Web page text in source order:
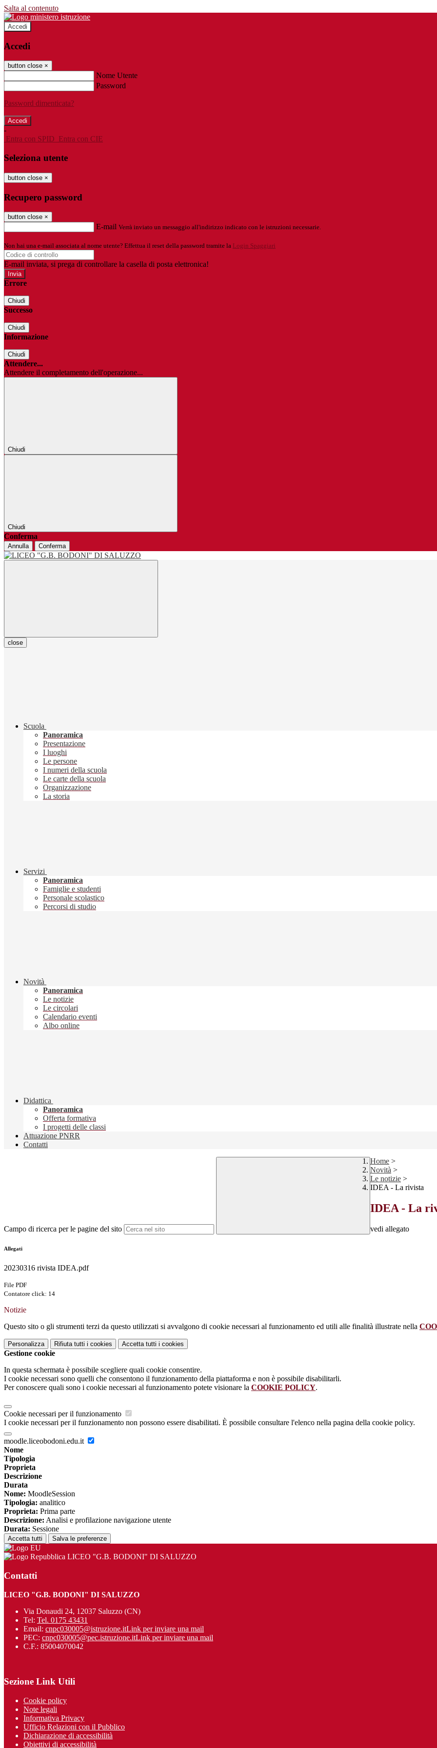
Salta al contenuto
Accedi
Accedi
button close ×
Nome Utente
Password
Password dimenticata?
-
Entra con SPID Entra con CIE
Seleziona utente
button close ×
Recupero password
button close ×
E-mail Verrà inviato un messaggio all'indirizzo indicato con le istruzioni necessarie.
Non hai una e-mail associata al nome utente? Effettua il reset della password tramite la Login Spaggiari
E-mail inviata, si prega di controllare la casella di posta elettronica!
Errore
Chiudi
Successo
Chiudi
Informazione
Chiudi
Attendere...
Attendere il completamento dell'operazione...
Chiudi
Chiudi
Conferma
Annulla Conferma
close
Scuola
Panoramica
Presentazione
I luoghi
Le persone
I numeri della scuola
Le carte della scuola
Organizzazione
La storia
Servizi
Panoramica
Famiglie e studenti
Personale scolastico
Percorsi di studio
Novità
Panoramica
Le notizie
Le circolari
Calendario eventi
Albo online
Didattica
Panoramica
Offerta formativa
I progetti delle classi
Attuazione PNRR
Contatti
Campo di ricerca per le pagine del sito
Home >
Novità >
Le notizie >
IDEA - La rivista
IDEA - La
vedi allegato
Allegati
20230316 rivista IDEA.pdf
File PDF
Contatore click: 14
Notizie
Questo sito o gli strumenti terzi da questo utilizzati si avvalgono di cookie necessari al funzionamento ed utili alle finalità illustrate nella
Personalizza Rifiuta tutti i cookies Accetta tutti i cookies
Gestione cookie
In questa schermata è possibile scegliere quali cookie consentire.
I cookie necessari sono quelli che consentono il funzionamento della piattaforma e non è possibile disabilitarli.
Per conoscere quali sono i cookie necessari al funzionamento potete visionare la COOKIE POLICY.
Cookie necessari per il funzionamento
I cookie necessari per il funzionamento non possono essere disabilitati. È possibile consultare l'elenco nella pagina della cookie policy.
moodle.liceobodoni.edu.it
Nome
Tipologia
Proprieta
Descrizione
Durata
Nome: MoodleSession
Tipologia: analitico
Proprieta: Prima parte
Descrizione: Analisi e profilazione navigazione utente
Durata: Sessione
Accetta tutti Salva le preferenze
LICEO "G.B. BODONI" DI SALUZZO
Contatti
LICEO "G.B. BODONI" DI SALUZZO
Via Donaudi 24, 12037 Saluzzo (CN)
Tel: Tel. 0175 43431
Email: cnpc030005@istruzione.itLink per inviare una mail
PEC: cnpc030005@pec.istruzione.itLink per inviare una mail
C.F.: 85004070042
Sezione Link Utili
Cookie policy
Note legali
Informativa Privacy
Ufficio Relazioni con il Pubblico
Dichiarazione di accessibilità
Obiettivi di accessibilità